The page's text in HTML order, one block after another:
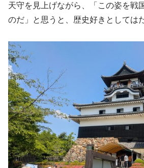
天守を見上げながら、「この姿を戦
のだ」と思うと、歴史好きとしては